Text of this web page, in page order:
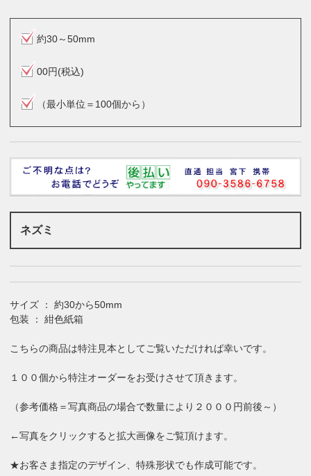
約30～50mm
00円(税込)
（最小単位＝100個から）
ネズミ
サイズ ： 約30から50mm
包装 ： 紺色紙箱
こちらの商品は特注見本としてご覧いただければ幸いです。
１００個から特注オーダーをお受けさせて頂きます。
（参考価格＝写真商品の場合で数量により２０００円前後～）
←写真をクリックすると拡大画像をご覧頂けます。
★お客さま指定のデザイン、特殊形状でも作成可能です。